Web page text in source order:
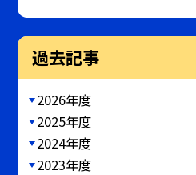
過去記事
2026年度
2025年度
2024年度
2023年度